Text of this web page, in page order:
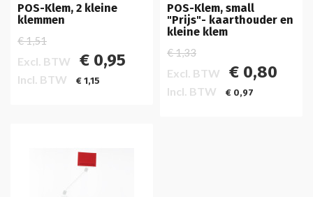
POS-Klem, 2 kleine
klemmen
€ 1,51
Excl. BTW € 0,95
Incl. BTW € 1,15
POS-Klem, small
"Prijs"- kaarthouder en
kleine klem
€ 1,33
Excl. BTW € 0,80
Incl. BTW € 0,97